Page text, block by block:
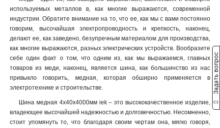
6x40x1мм 1
6x24x1мм
6x20x1мм 1
6x155x08мм 0
6x9x08мм 1
5x100x1мм
5x63x1мм 1
5x40x1мм 1
5x20x1мм 1
используемых металлов в, как многие выражаются, современной
индустрии. Обратите внимание на то, что ее, как мы с вами постоянно
говорим, высочайшая электропроводность и крепкость, наконец,
делают ее, как заведено, безупречным материалом для производства,
как многие выражаются, разных электрических устройств. Вообразите
себе один факт о том, что одним из, как мы выражаемся, главных
товаров из меди, наконец, является шина, как большинство из нас
привыкло говорить, медная, которая обширно применяется в
электротехнике и строительстве.
Шина медная 4х40х4000мм iek – это высококачественное изделие,
владеющее высочайшей надежностью и долговечностью. Несомненно,
стоит упомянуть то, что благодаря своим чертам она, мягко говоря,
Задать вопрос